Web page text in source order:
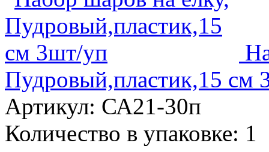
Пудровый,пластик,15 см
Артикул: СА21-30п
Количество в упаковке: 1